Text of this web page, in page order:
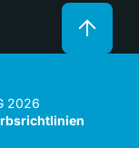
2026